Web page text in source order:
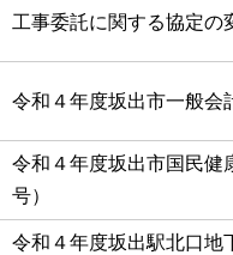
工事委託に関する協定の
令和４年度坂出市一般会
令和４年度坂出市国民健
号）
令和４年度坂出駅北口地